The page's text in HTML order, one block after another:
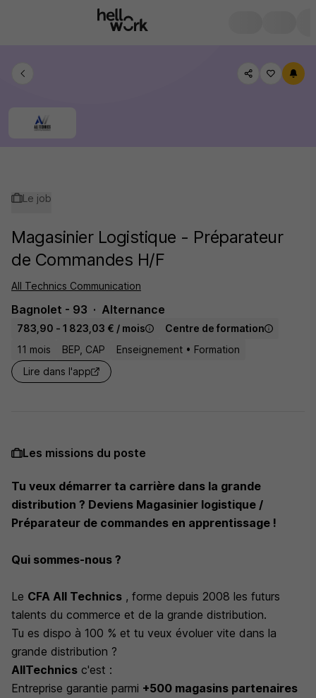
Le job
Magasinier Logistique - Préparateur
de Commandes H/F
All Technics Communication
Bagnolet - 93 Alternance
783,90 - 1 823,03 € / mois
Centre de formation
11 mois
BEP, CAP
Enseignement • Formation
Lire dans l'app
Les missions du poste
Tu veux démarrer ta carrière dans la grande
distribution ? Deviens Magasinier logistique /
Préparateur de commandes en apprentissage !
Qui sommes-nous ?
Le CFA All Technics , forme depuis 2008 les futurs
talents du commerce et de la grande distribution.
Tu es dispo à 100 % et tu veux évoluer vite dans la
grande distribution ?
AllTechnics c'est :
Entreprise garantie parmi +500 magasins partenaires